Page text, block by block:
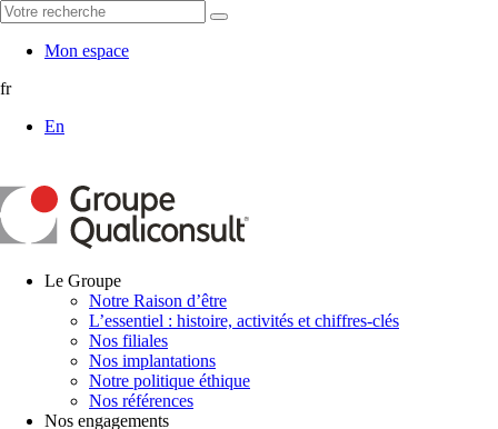
Mon espace
fr
En
Le Groupe
Notre Raison d’être
L’essentiel : histoire, activités et chiffres-clés
Nos filiales
Nos implantations
Notre politique éthique
Nos références
Nos engagements